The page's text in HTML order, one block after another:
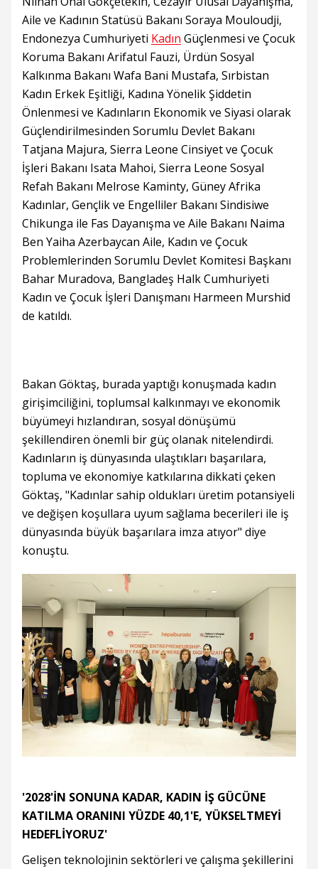
Aile ve Kadının Statüsü Bakanı Soraya Mouloudji,
Endonezya Cumhuriyeti Kadın Güçlenmesi ve Çocuk
Koruma Bakanı Arifatul Fauzi, Ürdün Sosyal
Kalkınma Bakanı Wafa Bani Mustafa, Sırbistan
Kadın Erkek Eşitliği, Kadına Yönelik Şiddetin
Önlenmesi ve Kadınların Ekonomik ve Siyasi olarak
Güçlendirilmesinden Sorumlu Devlet Bakanı
Tatjana Majura, Sierra Leone Cinsiyet ve Çocuk
İşleri Bakanı Isata Mahoi, Sierra Leone Sosyal
Refah Bakanı Melrose Kaminty, Güney Afrika
Kadınlar, Gençlik ve Engelliler Bakanı Sindisiwe
Chikunga ile Fas Dayanışma ve Aile Bakanı Naima
Ben Yaiha Azerbaycan Aile, Kadın ve Çocuk
Problemlerinden Sorumlu Devlet Komitesi Başkanı
Bahar Muradova, Bangladeş Halk Cumhuriyeti
Kadın ve Çocuk İşleri Danışmanı Harmeen Murshid
de katıldı.
Bakan Göktaş, burada yaptığı konuşmada kadın
girişimciliğini, toplumsal kalkınmayı ve ekonomik
büyümeyi hızlandıran, sosyal dönüşümü
şekillendiren önemli bir güç olanak nitelendirdi.
Kadınların iş dünyasında ulaştıkları başarılara,
topluma ve ekonomiye katkılarına dikkati çeken
Göktaş, "Kadınlar sahip oldukları üretim potansiyeli
ve değişen koşullara uyum sağlama becerileri ile iş
dünyasında büyük başarılara imza atıyor" diye
konuştu.
'2028'İN SONUNA KADAR, KADIN İŞ GÜCÜNE
KATILMA ORANINI YÜZDE 40,1'E, YÜKSELTMEYİ
HEDEFLİYORUZ'
Gelişen teknolojinin sektörleri ve çalışma şekillerini